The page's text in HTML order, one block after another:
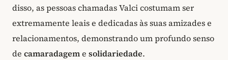
disso, as pessoas chamadas Valci costumam ser
extremamente leais e dedicadas às suas amizades e
relacionamentos, demonstrando um profundo senso
de camaradageme solidariedade.